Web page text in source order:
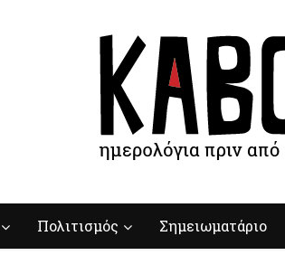
Πολιτισμός Σημειωματάριο